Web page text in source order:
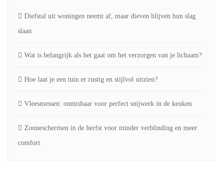
Diefstal uit woningen neemt af, maar dieven blijven hun slag
slaan
Wat is belangrijk als het gaat om het verzorgen van je lichaam?
Hoe laat je een tuin er rustig en stijlvol uitzien?
Vleesmessen: onmisbaar voor perfect snijwerk in de keuken
Zonneschermen in de herfst voor minder verblinding en meer
comfort